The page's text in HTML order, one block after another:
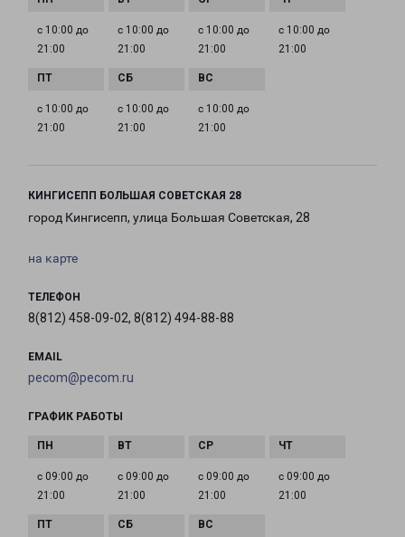
с 10:00 до
21:00
с 10:00 до
21:00
с 10:00 до
21:00
с 10:00 до
21:00
с 10:00 до
21:00
с 10:00 до
21:00
с 10:00 до
21:00
КИНГИСЕПП БОЛЬШАЯ СОВЕТСКАЯ 28
город Кингисепп, улица Большая Советская, 28
на карте
ТЕЛЕФОН
8(812) 458-09-02, 8(812) 494-88-88
EMAIL
pecom@pecom.ru
ГРАФИК РАБОТЫ
с 09:00 до
21:00
с 09:00 до
21:00
с 09:00 до
21:00
с 09:00 до
21:00